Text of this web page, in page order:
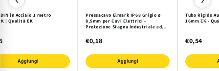
in Acciaio 1 metro
| Qualità EK
Aggiungi
Pressacavo Elmark IP68 Grigio ø
8,5mm per Cavi Elettrici -
Protezione Stagna Industriale ed
€0,18
Aggiungi
Tubo Rigido
16mm EK -
€0,54